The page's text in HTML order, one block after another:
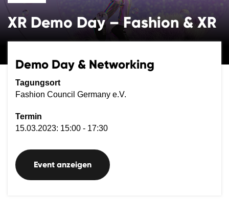
XR Demo Day – Fashion & XR
Demo Day & Networking
Tagungsort
Fashion Council Germany e.V.
Termin
15.03.2023: 15:00 - 17:30
Event anzeigen